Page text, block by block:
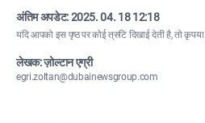
अंतिम अपडेट:2025. 04. 18 12:18
यदि आपको इस पृष्ठ पर कोई त्रुटि दिखाई देती है, तो कृपया
लेखक: ज़ोल्टान एग्री
egri.zoltan@dubainewsgroup.com